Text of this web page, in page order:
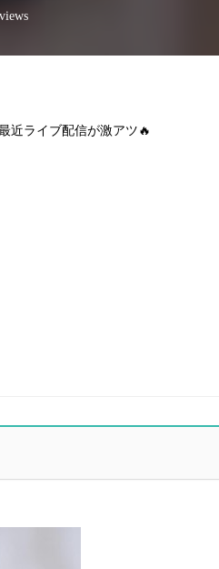
近ライブ配信が激アツ🔥